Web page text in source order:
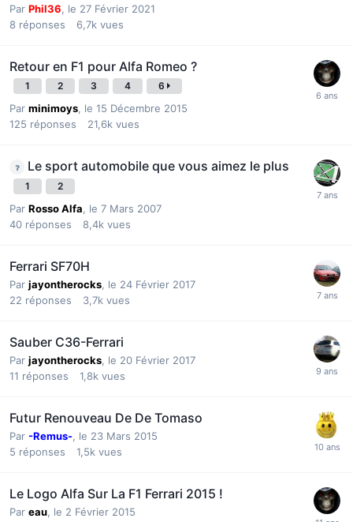
Par Phil36, le 27 Février 2021
8 réponses 6,7k vues
Retour en F1 pour Alfa Romeo ?
1 2 3 4 6
Par minimoys, le 15 Décembre 2015
125 réponses 21,6k vues
Le sport automobile que vous aimez le plus
1 2
Par Rosso Alfa, le 7 Mars 2007
40 réponses 8,4k vues
Ferrari SF70H
Par jayontherocks, le 24 Février 2017
22 réponses 3,7k vues
Sauber C36-Ferrari
Par jayontherocks, le 20 Février 2017
11 réponses 1,8k vues
Futur Renouveau De De Tomaso
Par -Remus-, le 23 Mars 2015
5 réponses 1,5k vues
Le Logo Alfa Sur La F1 Ferrari 2015 !
Par eau, le 2 Février 2015